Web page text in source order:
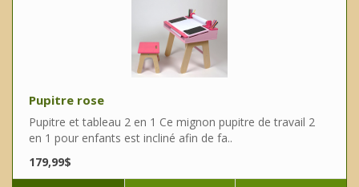
Pupitre rose
Pupitre et tableau 2 en 1 Ce mignon pupitre de travail 2
en 1 pour enfants est incliné afin de fa..
179,99$